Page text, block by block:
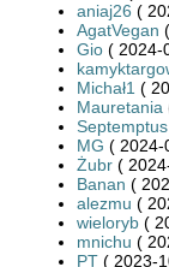
aniaj26 (
AgatVegan
Gio ( 2024-
Michał1 (
Mauretania
Septemptus
MG ( 2024-
Żubr (
Banan (
alezmu (
wieloryb (
mnichu (
PT ( 2023-